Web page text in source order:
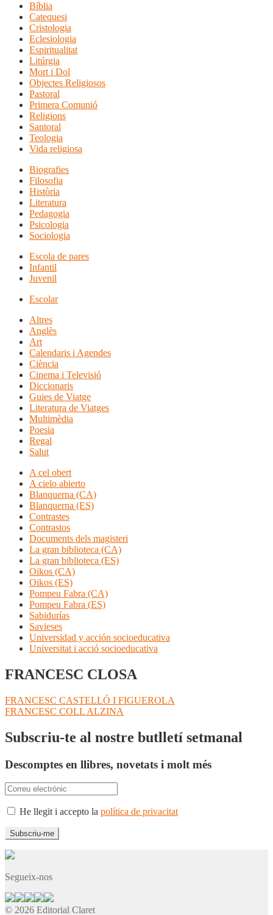
Bíblia
Catequesi
Cristologia
Eclesiologia
Espiritualitat
Litúrgia
Mort i Dol
Objectes Religiosos
Pastoral
Primera Comunió
Religions
Santoral
Teologia
Vida religiosa
Biografies
Filosofia
Història
Literatura
Pedagogia
Psicologia
Sociologia
Escola de pares
Infantil
Juvenil
Escolar
Altres
Anglès
Art
Calendaris i Agendes
Ciència
Cinema i Televisió
Diccionaris
Guies de Viatge
Literatura de Viatges
Multimèdia
Poesia
Regal
Salut
A cel obert
A cielo abierto
Blanquerna (CA)
Blanquerna (ES)
Contrastes
Contrastos
Documents dels magisteri
La gran biblioteca (CA)
La gran biblioteca (ES)
Oikos (CA)
Oikos (ES)
Pompeu Fabra (CA)
Pompeu Fabra (ES)
Sabidurías
Savieses
Universidad y acción socioeducativa
Universitat i acció socioeducativa
FRANCESC CLOSA
Navegació
d'entrades
Entrada
anterior:
FRANCESC CASTELLÓ I FIGUEROLA
Pròxima
FRANCESC COLL ALZINA
Subscriu-te al nostre butlletí setmanal
Descomptes en llibres, novetats i molt més
He llegit i accepto la política de privacitat
Segueix-nos
© 2026 Editorial Claret